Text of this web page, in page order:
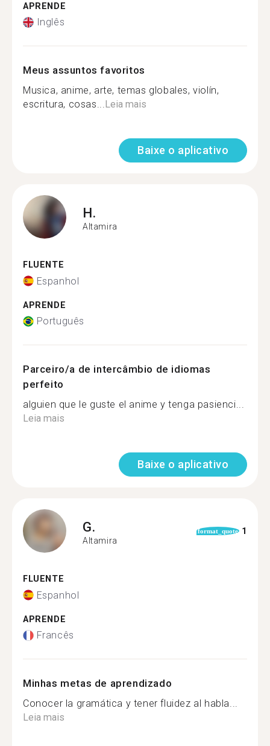
APRENDE
Inglês
Meus assuntos favoritos
Musica, anime, arte, temas globales, violín,
escritura, cosas...Leia mais
Baixe o aplicativo
H.
Altamira
FLUENTE
Espanhol
APRENDE
Português
Parceiro/a de intercâmbio de idiomas
perfeito
alguien que le guste el anime y tenga pasienci...
Leia mais
Baixe o aplicativo
G.
Altamira
format_quote 1
FLUENTE
Espanhol
APRENDE
Francês
Minhas metas de aprendizado
Conocer la gramática y tener fluidez al habla...
Leia mais